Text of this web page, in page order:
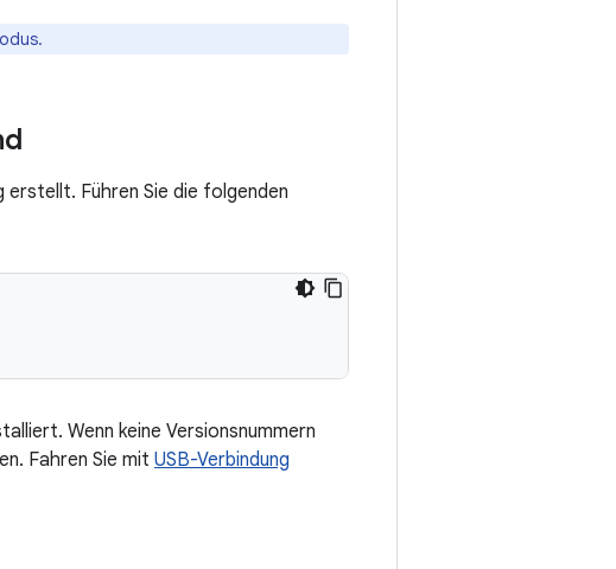
Führen Sie die folgenden
Wenn keine Versionsnummern
Fahren Sie mit USB-Verbindung